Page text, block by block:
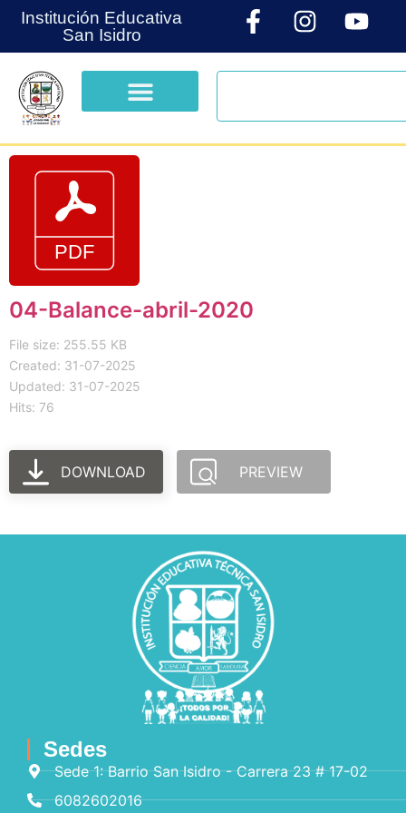
Institución Educativa
San Isidro
04-Balance-abril-2020
File size: 255.55 KB
Created: 31-07-2025
Updated: 31-07-2025
Hits: 76
DOWNLOAD PREVIEW
Sedes
Sede 1: Barrio San Isidro - Carrera 23 # 17-02
6082602016